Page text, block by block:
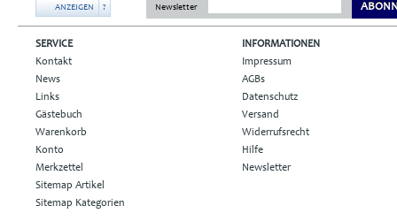
ANZEIGEN ? Newsletter
SERVICE
Kontakt
News
Links
Gästebuch
Warenkorb
Konto
Merkzettel
Sitemap Artikel
Sitemap Kategorien
INFORMATIONEN
Impressum
AGBs
Datenschutz
Versand
Widerrufsrecht
Hilfe
Newsletter